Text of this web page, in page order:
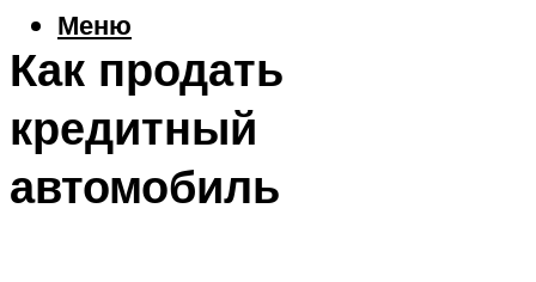
Меню
Как продать
кредитный
автомобиль